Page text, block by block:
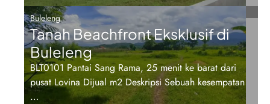
Buleleng
Tanah Beachfront Eksklusif di
Buleleng
BLT0101 Pantai Sang Rama, 25 menit ke barat dari
pusat Lovina Dijual m2 Deskripsi Sebuah kesempatan
…